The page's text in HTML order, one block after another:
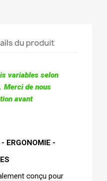
du produit
variables selon
Merci de nous
avant
ERGONOMIE -
conçu pour